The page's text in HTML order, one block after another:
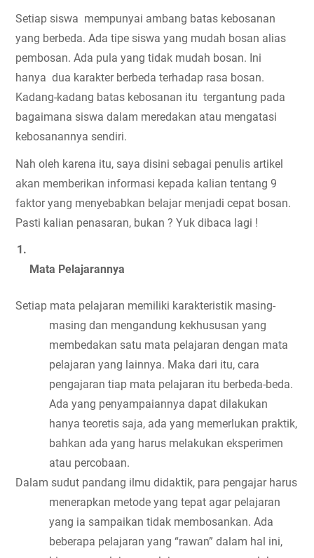
Setiap siswa  mempunyai ambang batas kebosanan
yang berbeda. Ada tipe siswa yang mudah bosan alias
pembosan. Ada pula yang tidak mudah bosan. Ini
hanya  dua karakter berbeda terhadap rasa bosan.
Kadang-kadang batas kebosanan itu  tergantung pada
bagaimana siswa dalam meredakan atau mengatasi
kebosanannya sendiri.
Nah oleh karena itu, saya disini sebagai penulis artikel
akan memberikan informasi kepada kalian tentang 9
faktor yang menyebabkan belajar menjadi cepat bosan.
Pasti kalian penasaran, bukan ? Yuk dibaca lagi !
Mata Pelajarannya
Setiap mata pelajaran memiliki karakteristik masing-
masing dan mengandung kekhususan yang
membedakan satu mata pelajaran dengan mata
pelajaran yang lainnya. Maka dari itu, cara
pengajaran tiap mata pelajaran itu berbeda-beda.
Ada yang penyampaiannya dapat dilakukan
hanya teoretis saja, ada yang memerlukan praktik,
bahkan ada yang harus melakukan eksperimen
atau percobaan.
Dalam sudut pandang ilmu didaktik, para pengajar harus
menerapkan metode yang tepat agar pelajaran
yang ia sampaikan tidak membosankan. Ada
beberapa pelajaran yang “rawan” dalam hal ini,